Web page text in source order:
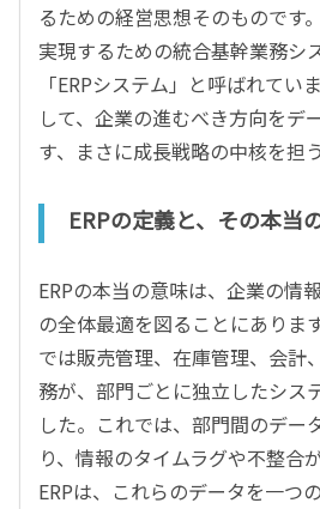
るための経営思想そのものです
実現するための統合基幹業務シ
「ERPシステム」と呼ばれてい
して、企業の進むべき方向をデ
す、まさに成長戦略の中核を担
ERPの定義と、その本当
ERPの本当の意味は、企業の情
の全体最適を図ることにありま
では販売管理、在庫管理、会計
務が、部門ごとに独立したシス
した。これでは、部門間のデー
り、情報のタイムラグや不整合
ERPは、これらのデータを一つ